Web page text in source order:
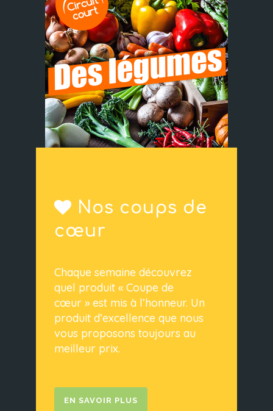
Nos coups de
cœur
Chaque semaine découvrez
quel produit « Coupe de
cœur » est mis à l’honneur. Un
produit d’excellence que nous
vous proposons toujours au
meilleur prix.
EN SAVOIR PLUS